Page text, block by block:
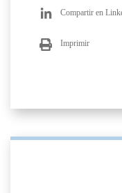
Compartir en
Imprimir